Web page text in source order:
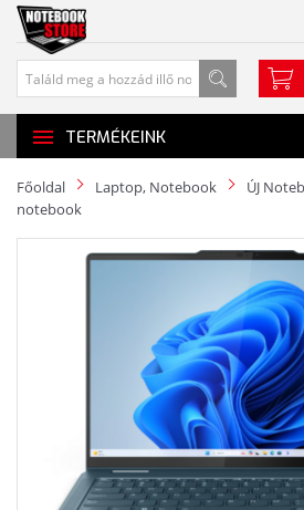
TERMÉKEINK
Főoldal Laptop, Notebook ÚJ
notebook